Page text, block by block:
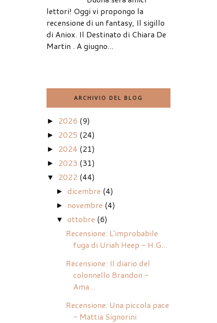
lettori! Oggi vi propongo la
recensione di un fantasy, Il sigillo
di Aniox. Il Destinato di Chiara De
Martin . A giugno...
ARCHIVIO DEL BLOG
► 2026 (9)
► 2025 (24)
► 2024 (21)
► 2023 (31)
▼ 2022 (44)
►dicembre (4)
► novembre (4)
▼ ottobre (6)
Recensione: L'improbabile
fuga di Uriah Heep - H.G...
Recensione: Il diario del
colonnello Brandon -
Ama...
Recensione: Una piccola pace
- Mattia Signorini